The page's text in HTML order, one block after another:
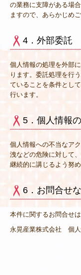
の業務に支障がある場
ますので、あらかじめ
4．外部委託
個人情報の処理を外部
ります。委託処理を行
ていることを条件とし
行います。
5．個人情報
個人情報への不当なア
洩などの危険に対して
継続的に講じるよう努め
6．お問合せ
本件に関するお問合せ
永晃産業株式会社 個